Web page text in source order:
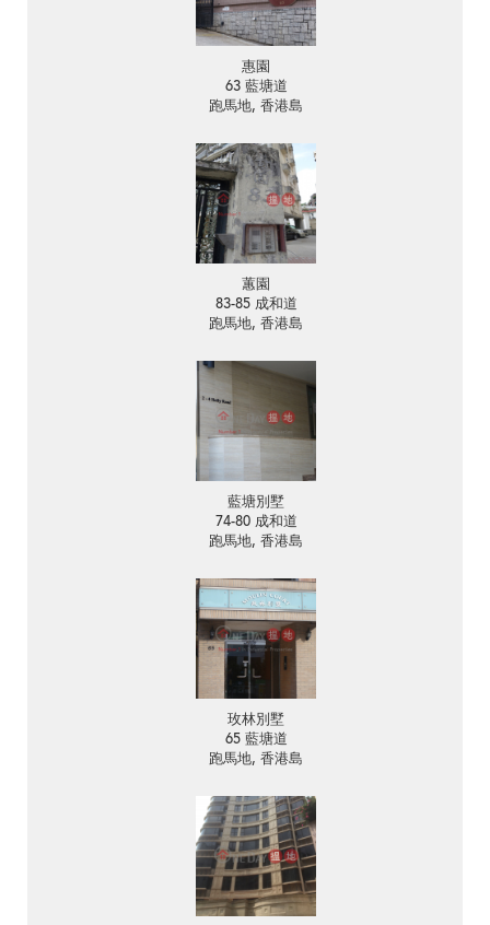
惠園
63 藍塘道
跑馬地, 香港島
蕙園
83-85 成和道
跑馬地, 香港島
藍塘別墅
74-80 成和道
跑馬地, 香港島
玫林別墅
65 藍塘道
跑馬地, 香港島